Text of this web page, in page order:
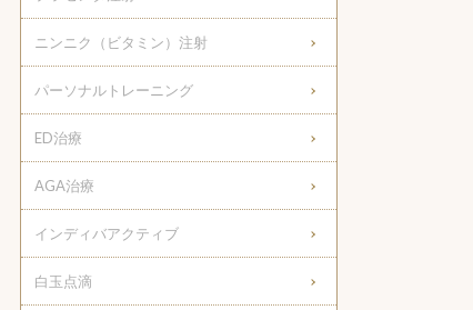
ニンニク（ビタミン）注射
パーソナルトレーニング
ED治療
AGA治療
インディバアクティブ
白玉点滴